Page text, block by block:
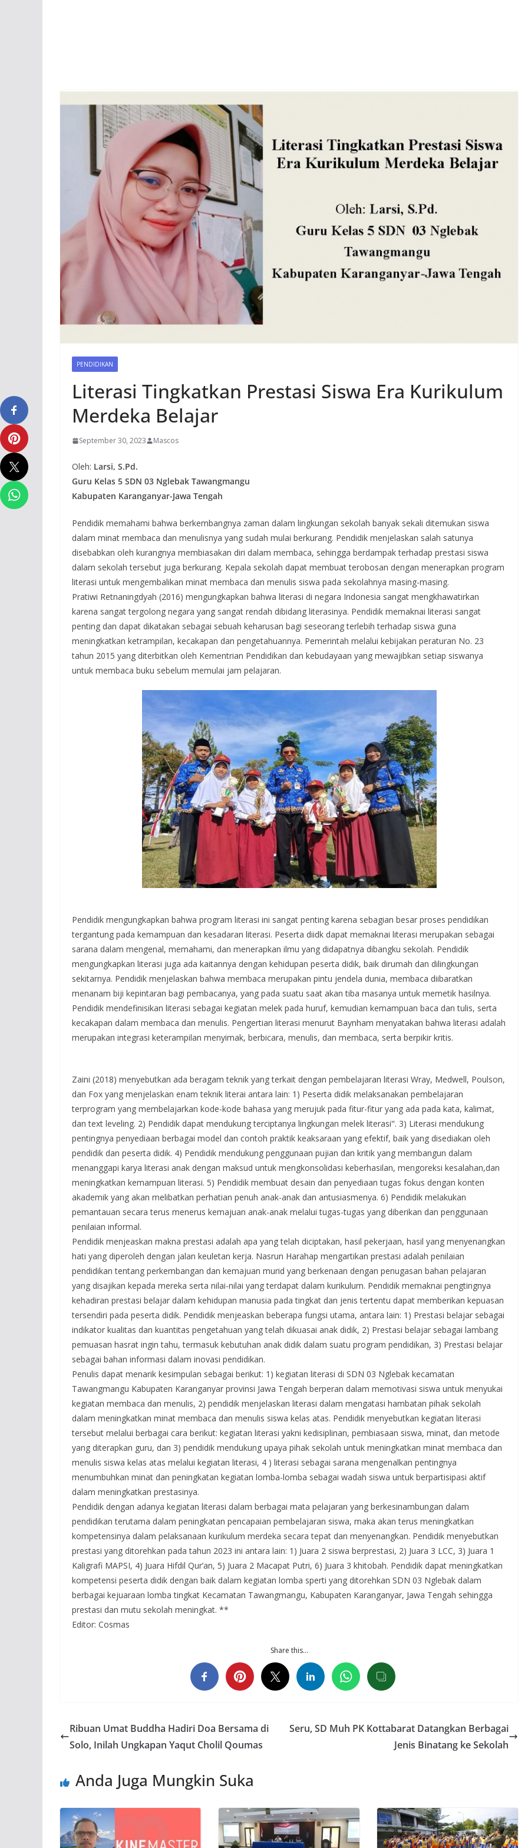
PENDIDIKAN
Literasi Tingkatkan Prestasi Siswa Era Kurikulum
Merdeka Belajar
September 30, 2023 Mascos
Oleh: Larsi, S.Pd.
Guru Kelas 5 SDN 03 Nglebak Tawangmangu
Kabupaten Karanganyar-Jawa Tengah
Pendidik memahami bahwa berkembangnya zaman dalam lingkungan sekolah banyak sekali ditemukan siswa
dalam minat membaca dan menulisnya yang sudah mulai berkurang. Pendidik menjelaskan salah satunya
disebabkan oleh kurangnya membiasakan diri dalam membaca, sehingga berdampak terhadap prestasi siswa
dalam sekolah tersebut juga berkurang. Kepala sekolah dapat membuat terobosan dengan menerapkan program
literasi untuk mengembalikan minat membaca dan menulis siswa pada sekolahnya masing-masing.
Pratiwi Retnaningdyah (2016) mengungkapkan bahwa literasi di negara Indonesia sangat mengkhawatirkan
karena sangat tergolong negara yang sangat rendah dibidang literasinya. Pendidik memaknai literasi sangat
penting dan dapat dikatakan sebagai sebuah keharusan bagi seseorang terlebih terhadap siswa guna
meningkatkan ketrampilan, kecakapan dan pengetahuannya. Pemerintah melalui kebijakan peraturan No. 23
tahun 2015 yang diterbitkan oleh Kementrian Pendidikan dan kebudayaan yang mewajibkan setiap siswanya
untuk membaca buku sebelum memulai jam pelajaran.
Pendidik mengungkapkan bahwa program literasi ini sangat penting karena sebagian besar proses pendidikan
tergantung pada kemampuan dan kesadaran literasi. Peserta diidk dapat memaknai literasi merupakan sebagai
sarana dalam mengenal, memahami, dan menerapkan ilmu yang didapatnya dibangku sekolah. Pendidik
mengungkapkan literasi juga ada kaitannya dengan kehidupan peserta didik, baik dirumah dan dilingkungan
sekitarnya. Pendidik menjelaskan bahwa membaca merupakan pintu jendela dunia, membaca diibaratkan
menanam biji kepintaran bagi pembacanya, yang pada suatu saat akan tiba masanya untuk memetik hasilnya.
Pendidik mendefinisikan literasi sebagai kegiatan melek pada huruf, kemudian kemampuan baca dan tulis, serta
kecakapan dalam membaca dan menulis. Pengertian literasi menurut Baynham menyatakan bahwa literasi adalah
merupakan integrasi keterampilan menyimak, berbicara, menulis, dan membaca, serta berpikir kritis.
Zaini (2018) menyebutkan ada beragam teknik yang terkait dengan pembelajaran literasi Wray, Medwell, Poulson,
dan Fox yang menjelaskan enam teknik literai antara lain: 1) Peserta didik melaksanakan pembelajaran
terprogram yang membelajarkan kode-kode bahasa yang merujuk pada fitur-fitur yang ada pada kata, kalimat,
dan text leveling. 2) Pendidik dapat mendukung terciptanya lingkungan melek literasi‟. 3) Literasi mendukung
pentingnya penyediaan berbagai model dan contoh praktik keaksaraan yang efektif, baik yang disediakan oleh
pendidik dan peserta didik. 4) Pendidik mendukung penggunaan pujian dan kritik yang membangun dalam
menanggapi karya literasi anak dengan maksud untuk mengkonsolidasi keberhasilan, mengoreksi kesalahan,dan
meningkatkan kemampuan literasi. 5) Pendidik membuat desain dan penyediaan tugas fokus dengan konten
akademik yang akan melibatkan perhatian penuh anak-anak dan antusiasmenya. 6) Pendidik melakukan
pemantauan secara terus menerus kemajuan anak-anak melalui tugas-tugas yang diberikan dan penggunaan
penilaian informal.
Pendidik menjeaskan makna prestasi adalah apa yang telah diciptakan, hasil pekerjaan, hasil yang menyenangkan
hati yang diperoleh dengan jalan keuletan kerja. Nasrun Harahap mengartikan prestasi adalah penilaian
pendidikan tentang perkembangan dan kemajuan murid yang berkenaan dengan penugasan bahan pelajaran
yang disajikan kepada mereka serta nilai-nilai yang terdapat dalam kurikulum. Pendidik memaknai pengtingnya
kehadiran prestasi belajar dalam kehidupan manusia pada tingkat dan jenis tertentu dapat memberikan kepuasan
tersendiri pada peserta didik. Pendidik menjeaskan beberapa fungsi utama, antara lain: 1) Prestasi belajar sebagai
indikator kualitas dan kuantitas pengetahuan yang telah dikuasai anak didik, 2) Prestasi belajar sebagai lambang
pemuasan hasrat ingin tahu, termasuk kebutuhan anak didik dalam suatu program pendidikan, 3) Prestasi belajar
sebagai bahan informasi dalam inovasi pendidikan.
Penulis dapat menarik kesimpulan sebagai berikut: 1) kegiatan literasi di SDN 03 Nglebak kecamatan
Tawangmangu Kabupaten Karanganyar provinsi Jawa Tengah berperan dalam memotivasi siswa untuk menyukai
kegiatan membaca dan menulis, 2) pendidik menjelaskan literasi dalam mengatasi hambatan pihak sekolah
dalam meningkatkan minat membaca dan menulis siswa kelas atas. Pendidik menyebutkan kegiatan literasi
tersebut melalui berbagai cara berikut: kegiatan literasi yakni kedisiplinan, pembiasaan siswa, minat, dan metode
yang diterapkan guru, dan 3) pendidik mendukung upaya pihak sekolah untuk meningkatkan minat membaca dan
menulis siswa kelas atas melalui kegiatan literasi, 4 ) literasi sebagai sarana mengenalkan pentingnya
menumbuhkan minat dan peningkatan kegiatan lomba-lomba sebagai wadah siswa untuk berpartisipasi aktif
dalam meningkatkan prestasinya.
Pendidik dengan adanya kegiatan literasi dalam berbagai mata pelajaran yang berkesinambungan dalam
pendidikan terutama dalam peningkatan pencapaian pembelajaran siswa, maka akan terus meningkatkan
kompetensinya dalam pelaksanaan kurikulum merdeka secara tepat dan menyenangkan. Pendidik menyebutkan
prestasi yang ditorehkan pada tahun 2023 ini antara lain: 1) Juara 2 siswa berprestasi, 2) Juara 3 LCC, 3) Juara 1
Kaligrafi MAPSI, 4) Juara Hifdil Qur’an, 5) Juara 2 Macapat Putri, 6) Juara 3 khitobah. Pendidik dapat meningkatkan
kompetensi peserta didik dengan baik dalam kegiatan lomba sperti yang ditorehkan SDN 03 Nglebak dalam
berbagai kejuaraan lomba tingkat Kecamatan Tawangmangu, Kabupaten Karanganyar, Jawa Tengah sehingga
prestasi dan mutu sekolah meningkat. **
Editor: Cosmas
Share this…
Ribuan Umat Buddha Hadiri Doa Bersama di
Solo, Inilah Ungkapan Yaqut Cholil Qoumas
Seru, SD Muh PK Kottabarat Datangkan Berbagai
Jenis Binatang ke Sekolah
Anda Juga Mungkin Suka